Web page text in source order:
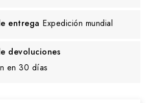
entrega Expedición mundial
devoluciones
en 30 días